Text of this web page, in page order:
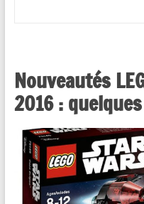
Nouveautés
2016 :